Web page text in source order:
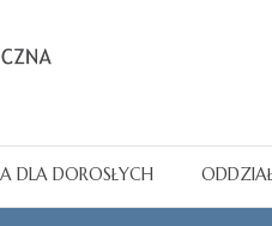
DLA DOROSŁYCH